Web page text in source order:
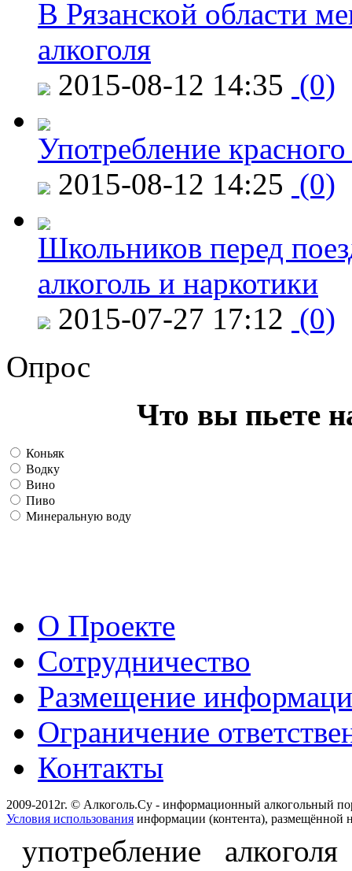
В Рязанской области
алкоголя
2015-08-12 14:35 (0)
Употребление
2015-08-12 14:25 (0)
Школьников перед
алкоголь и наркотики
2015-07-27 17:12 (0)
Опрос
Что вы пьете
Коньяк
Водку
Вино
Пиво
Минеральную воду
О Проекте
Сотрудничество
Размещение
Ограничение
Контакты
2009-2012г. © Алкоголь.Су - информационный алкогольный
Условия использования информации (контента), размещённой
употребление